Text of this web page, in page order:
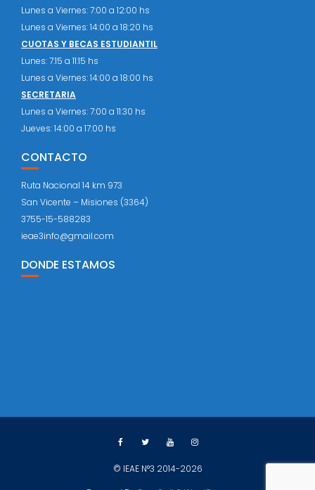
Lunes a Viernes: 7:00 a 12:00 hs
Lunes a Viernes: 14:00 a 18:20 hs
CUOTAS Y BECAS ESTUDIANTIL
Lunes: 7:15 a 11:15 hs
Lunes a Viernes: 14:00 a 18:00 hs
SECRETARIA
Lunes a Viernes: 7:00 a 11:30 hs
Jueves: 14:00 a 17:00 hs
CONTACTO
Ruta Nacional 14 km 973
San Vicente – Misiones (3364)
3755-15-588283
ieae3info@gmail.com
DONDE ESTAMOS
© IEAE N°3 2014-2026